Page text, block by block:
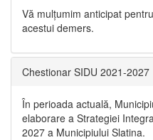
Vă mulţumim anticipat
acestui demers.
Chestionar SIDU 2021-2027
În perioada actuală,
elaborare a Strategiei
2027 a Municipiului Slatina.